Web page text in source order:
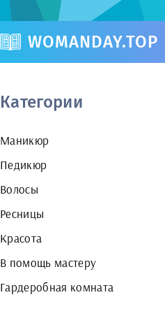
WOMANDAY.TOP
Категории
Маникюр
Педикюр
Волосы
Ресницы
Красота
В помощь мастеру
Гардеробная комната